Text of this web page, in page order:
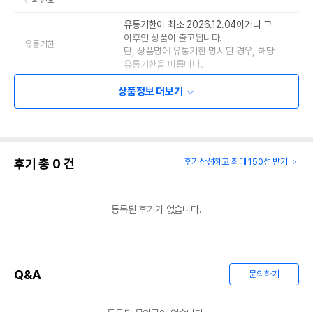
유통기한
유통기한이 최소 2026.12.04이거나 그
이후인 상품이 출고됩니다.
단, 상품명에 유통기한 명시된 경우, 해당
유통기한을 따릅니다.
상품정보 더보기
후기 총 0 건 후기작성하고 최대 150점 받기
등록된 후기가 없습니다.
Q&A 문의하기